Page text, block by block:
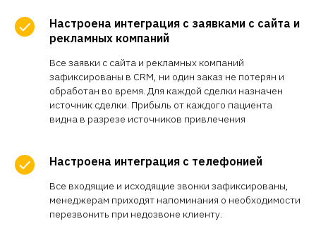
Настроена интеграция с заявками с сайта и
рекламных компаний
Все заявки с сайта и рекламных компаний
зафиксированы в CRM, ни один заказ не потерян и
обработан во время. Для каждой сделки назначен
источник сделки. Прибыль от каждого пациента
видна в разрезе источников привлечения
Настроена интеграция с телефонией
Все входящие и исходящие звонки зафиксированы,
менеджерам приходят напоминания о необходимости
перезвонить при недозвоне клиенту.